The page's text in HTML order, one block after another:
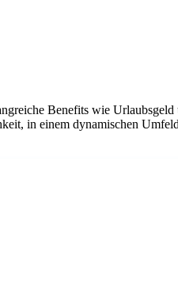
Benefits wie
in einem dynamischen